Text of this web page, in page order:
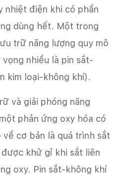
nhiệt điện khi có phần
dùng hết. Một trong
trữ năng lượng quy mô
nhiều là pin sắt-
kim loại-không khí).
và giải phóng năng
phản ứng oxy hóa có
cơ bản là quá trình sắt
khử gỉ khi sắt liên
oxy. Pin sắt-không khí